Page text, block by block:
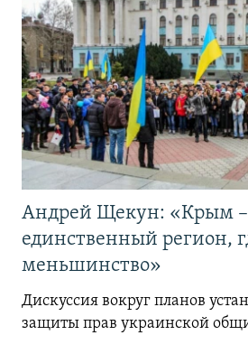
Андрей Щекун: «Крым –
единственный регион,
меньшинство»
Дискуссия вокруг планов
защиты прав украинской